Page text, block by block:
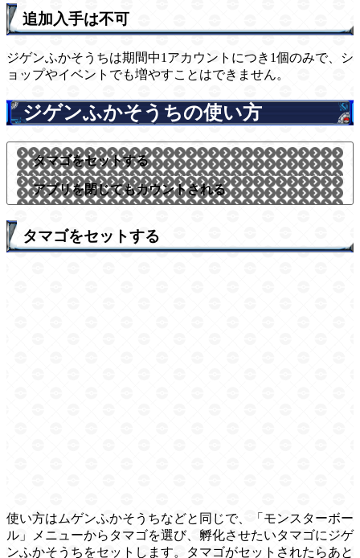
追加入手は不可
ジゲンふかそうちは期間中1アカウントにつき1個のみで、シ
ョップやイベントでも増やすことはできません。
ジゲンふかそうちの使い方
タマゴをセットする
アプリを閉じてもカウントされる
タマゴをセットする
使い方はムゲンふかそうちなどと同じで、「モンスターボー
ル」メニューからタマゴを選び、孵化させたいタマゴにジゲ
ンふかそうちをセットします。タマゴがセットされたらあと